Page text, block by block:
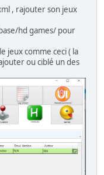
, rajouter son jeux
hd games/ pour
jeux comme ceci ( la
ou ciblé un des